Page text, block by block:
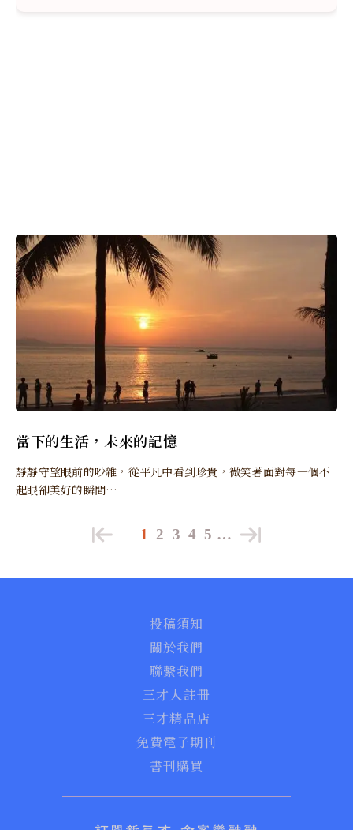
當下的生活，未來的記憶
靜靜守望眼前的吵雜，從平凡中看到珍貴，微笑著面對每一個不
起眼卻美好的瞬間…
1 2 3 4 5 …
投稿須知
關於我們
聯繫我們
三才人註冊
三才精品店
免費電子期刊
書刊購買